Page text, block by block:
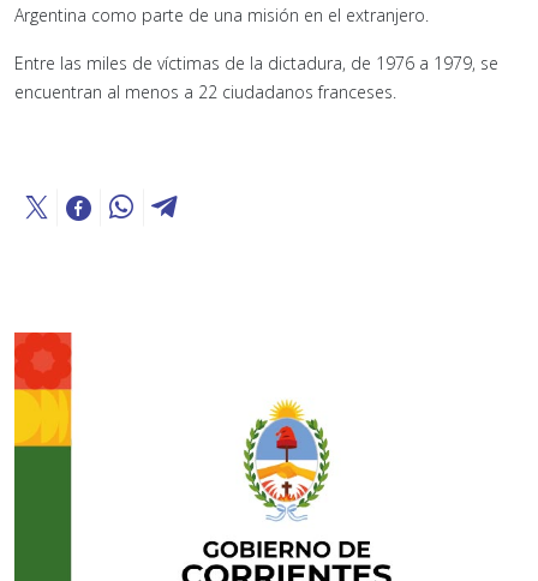
Argentina como parte de una misión en el extranjero.
Entre las miles de víctimas de la dictadura, de 1976 a 1979, se
encuentran al menos a 22 ciudadanos franceses.